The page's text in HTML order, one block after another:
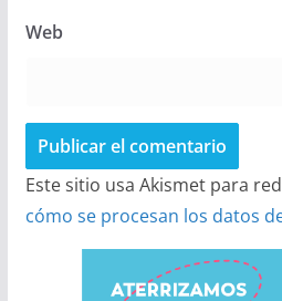
Web
Este sitio usa Akismet para
cómo se procesan los datos